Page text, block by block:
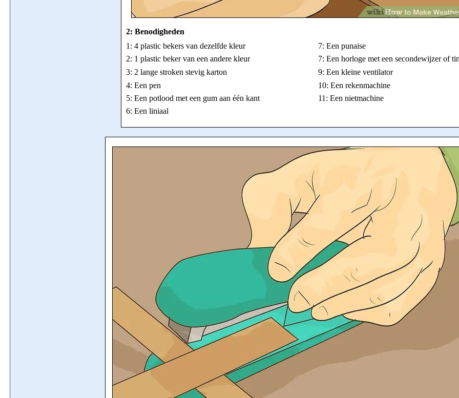
2: Benodigheden
1: 4 plastic bekers van dezelfde kleur
7: Een punaise
2: 1 plastic beker van een andere kleur
7: Een horloge met een secondewijzer of
3: 2 lange stroken stevig karton
9: Een kleine ventilator
4: Een pen
10: Een rekenmachine
5: Een potlood met een gum aan één kant
11: Een nietmachine
6: Een liniaal